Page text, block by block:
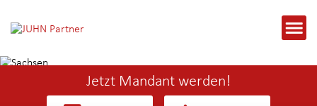
Jetzt Mandant werden!